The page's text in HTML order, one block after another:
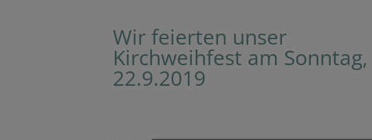
Wir feierten unser
Kirchweihfest am Sonntag,
22.9.2019